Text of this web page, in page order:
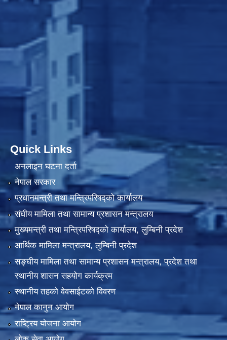
Quick Links
अनलाइन घटना दर्ता
नेपाल सरकार
प्रधानमन्त्री तथा मन्त्रिपरिषद्को कार्यालय
संघीय मामिला तथा सामान्य प्रशासन मन्त्रालय
मुख्यमन्त्री तथा मन्त्रिपरिषद्को कार्यालय, लुम्बिनी प्रदेश
आर्थिक मामिला मन्त्रालय, लुम्बिनी प्रदेश
सङ्घीय मामिला तथा सामान्य प्रशासन मन्त्रालय, प्रदेश तथा
स्थानीय शासन सहयोग कार्यक्रम
स्थानीय तहको वेवसाईटको विवरण
नेपाल कानुन आयोग
राष्ट्रिय योजना आयोग